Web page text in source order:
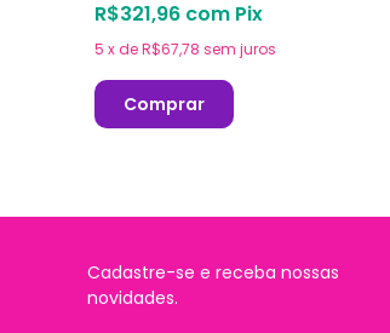
R$321,96 com Pix
5 xdeR$67,78 sem juros
Comprar
Cadastre-se e receba nossas
novidades.